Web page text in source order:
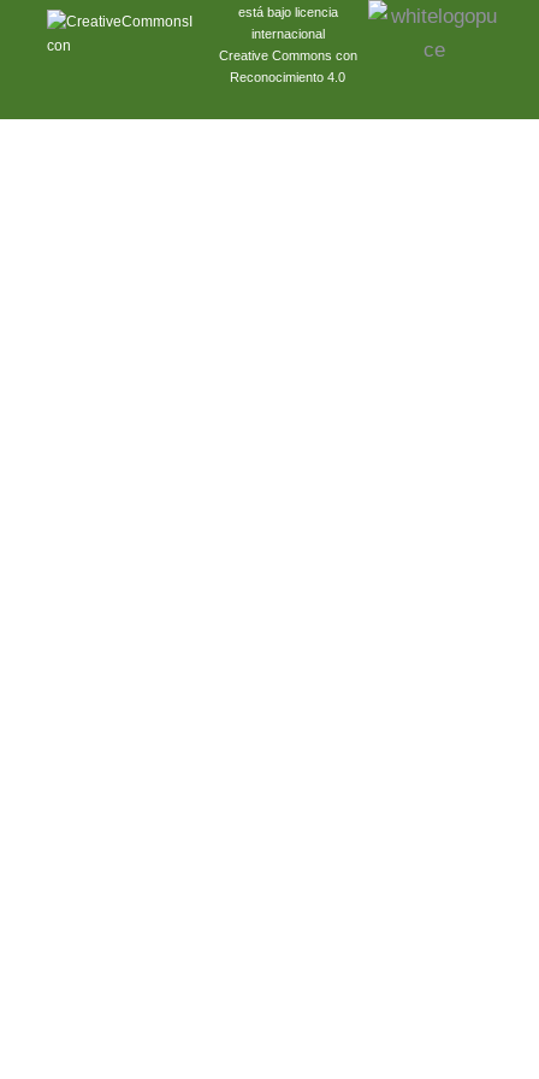
está bajo licencia
internacional
Creative Commons con
Reconocimiento 4.0